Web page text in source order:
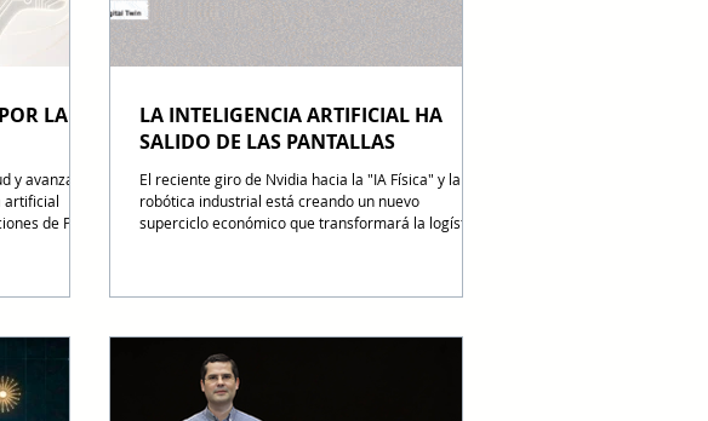
LA IA
y avanzar
artificial
de Prior
de IA
LA INTELIGENCIA ARTIFICIAL HA
SALIDO DE LAS PANTALLAS
El reciente giro de Nvidia hacia la "IA Física" y la
robótica industrial está creando un nuevo
superciclo económico que transformará la logística,
autónomas. La inteligencia artificial acaba de ganar
un cuerpo físico. El gigante tecnológico N